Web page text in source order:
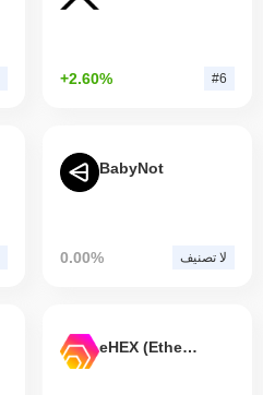
+2.60% #6
BabyNot
0.00% لا تصنيف
eHEX (Ethereum)